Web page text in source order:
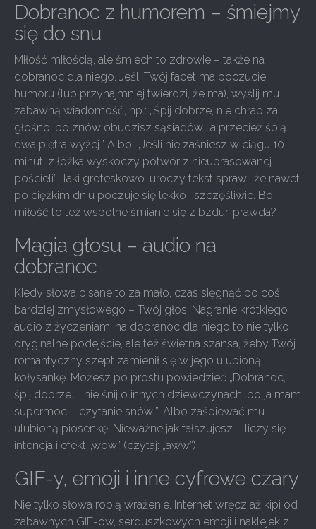
Dobranoc z humorem – śmiejmy
się do snu
Miłość miłością, ale śmiech to zdrowie – także na
dobranoc dla niego. Jeśli Twój facet ma poczucie
humoru (lub przynajmniej twierdzi, że ma), wyślij mu
zabawną wiadomość, np.: „Śpij dobrze, nie chrap za
głośno, bo znów obudzisz sąsiadów… a przecież śpią
dwa piętra wyżej.” Albo: „Jeśli nie zaśniesz w ciągu 10
minut, z łóżka wyskoczy potwór z nieuprasowanej
pościeli”. Taki groteskowo-uroczy tekst sprawi, że nawet
po ciężkim dniu poczuje się lekko i szczęśliwie. Bo
miłość to też wspólne śmianie się z bzdur, prawda?
Magia głosu – audio na
dobranoc
Kiedy słowa pisane to za mało, czas sięgnąć po coś
bardziej zmysłowego – Twój głos. Nagranie krótkiego
audio z życzeniami na dobranoc dla niego to nie tylko
oryginalne podejście, ale też świetna szansa, żeby Twój
romantyczny szept zamienił się w jego ulubioną
kołysankę. Możesz po prostu powiedzieć „Dobranoc,
śpij dobrze… i nie śnij o innych dziewczynach, bo ja mam
supermoc – czytanie snów!”. Albo zaśpiewać mu
ulubioną piosenkę. Nieważne jak fałszujesz – liczy się
intencja i efekt „wow” (czytaj: „aww”).
GIF-y, emoji i inne cyfrowe czary
Nie tylko słowa robią wrażenie. Internet wręcz aż kipi od
zabawnych GIF-ów, serduszkowych emoji i naklejek z